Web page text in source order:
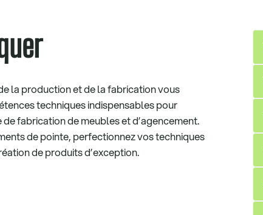
la production et de la fabrication vous
techniques indispensables pour
fabrication de meubles et d’agencement.
de pointe, perfectionnez vos techniques
de produits d’exception.